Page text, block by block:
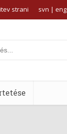
strani svn | eng